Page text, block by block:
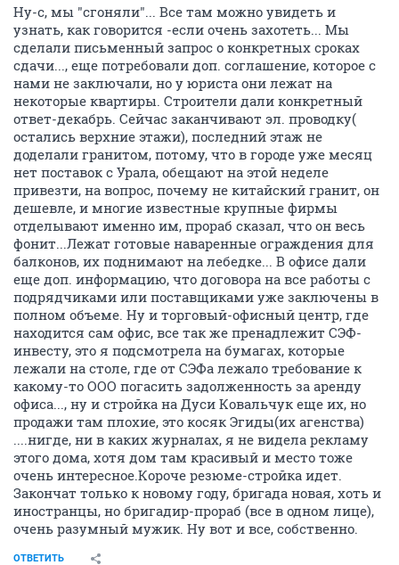
Ну-с, мы "сгоняли"... Все там можно увидеть и
узнать, как говорится -если очень захотеть... Мы
сделали письменный запрос о конкретных сроках
сдачи..., еще потребовали доп. соглашение, которое с
нами не заключали, но у юриста они лежат на
некоторые квартиры. Строители дали конкретный
ответ-декабрь. Сейчас заканчивают эл. проводку(
остались верхние этажи), последний этаж не
доделали гранитом, потому, что в городе уже месяц
нет поставок с Урала, обещают на этой неделе
привезти, на вопрос, почему не китайский гранит, он
дешевле, и многие известные крупные фирмы
отделывают именно им, прораб сказал, что он весь
фонит...Лежат готовые наваренные ограждения для
балконов, их поднимают на лебедке... В офисе дали
еще доп. информацию, что договора на все работы с
подрядчиками или поставщиками уже заключены в
полном объеме. Ну и торговый-офисный центр, где
находится сам офис, все так же пренадлежит СЭФ-
инвесту, это я подсмотрела на бумагах, которые
лежали на столе, где от СЭФа лежало требование к
какому-то ООО погасить задолженность за аренду
офиса..., ну и стройка на Дуси Ковальчук еще их, но
продажи там плохие, это косяк Эгиды(их агенства)
....нигде, ни в каких журналах, я не видела рекламу
этого дома, хотя дом там красивый и место тоже
очень интересное.Короче резюме-стройка идет.
Закончат только к новому году, бригада новая, хоть и
иностранцы, но бригадир-прораб (все в одном лице),
очень разумный мужик. Ну вот и все, собственно.
ОТВЕТИТЬ